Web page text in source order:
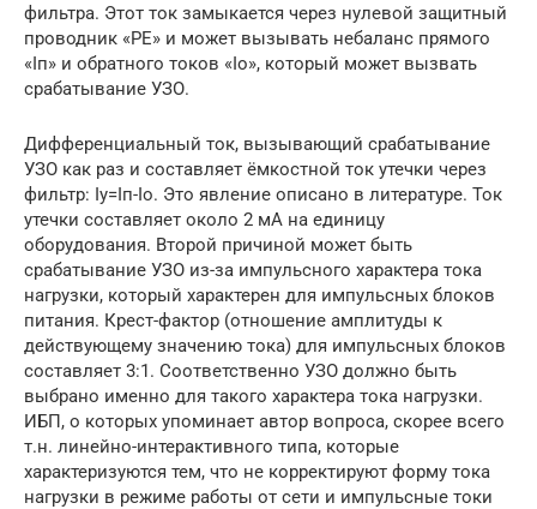
фильтра. Этот ток замыкается через нулевой защитный
проводник «PE» и может вызывать небаланс прямого
«Iп» и обратного токов «Iо», который может вызвать
срабатывание УЗО.
Дифференциальный ток, вызывающий срабатывание
УЗО как раз и составляет ёмкостной ток утечки через
фильтр: Iy=Iп-Iо. Это явление описано в литературе. Ток
утечки составляет около 2 мА на единицу
оборудования. Второй причиной может быть
срабатывание УЗО из-за импульсного характера тока
нагрузки, который характерен для импульсных блоков
питания. Крест-фактор (отношение амплитуды к
действующему значению тока) для импульсных блоков
составляет 3:1. Соответственно УЗО должно быть
выбрано именно для такого характера тока нагрузки.
ИБП, о которых упоминает автор вопроса, скорее всего
т.н. линейно-интерактивного типа, которые
характеризуются тем, что не корректируют форму тока
нагрузки в режиме работы от сети и импульсные токи